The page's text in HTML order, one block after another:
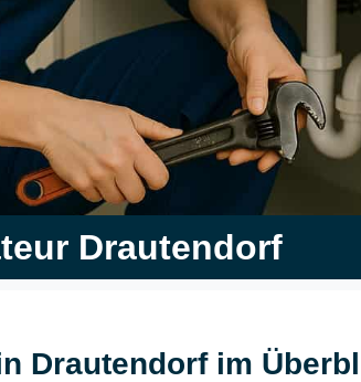
Drautendorf
Drautendorf im